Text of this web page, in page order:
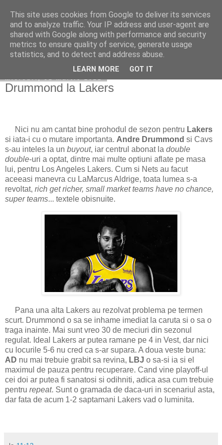
Becerescu.ro
Drummond la Lakers
Nici nu am cantat bine prohodul de sezon pentru Lakers
si iata-i cu o mutare importanta. Andre Drummond si Cavs
s-au inteles la un buyout, iar centrul abonat la double
double-uri a optat, dintre mai multe optiuni aflate pe masa
lui, pentru Los Angeles Lakers. Cum si Nets au facut
aceeasi manevra cu LaMarcus Aldrige, toata lumea s-a
revoltat, rich get richer, small market teams have no chance,
super teams... textele obisnuite.
Pana una alta Lakers au rezolvat problema pe termen
scurt. Drummond o sa se inhame imediat la caruta si o sa o
traga inainte. Mai sunt vreo 30 de meciuri din sezonul
regulat. Ideal Lakers ar putea ramane pe 4 in Vest, dar nici
cu locurile 5-6 nu cred ca s-ar supara. A doua veste buna:
AD nu mai trebuie grabit sa revina, LBJ o sa-si ia si el
maximul de pauza pentru recuperare. Cand vine playoff-ul
cei doi ar putea fi sanatosi si odihniti, adica asa cum trebuie
pentru repeat. Sunt o gramada de daca-uri in scenariul asta,
dar fata de acum 1-2 saptamani Lakers vad o luminita.
This site uses cookies from Google to deliver its services
and to analyze traffic. Your IP address and user-agent are
shared with Google along with performance and security
metrics to ensure quality of service, generate usage
statistics, and to detect and address abuse.
LEARN MORE GOT IT